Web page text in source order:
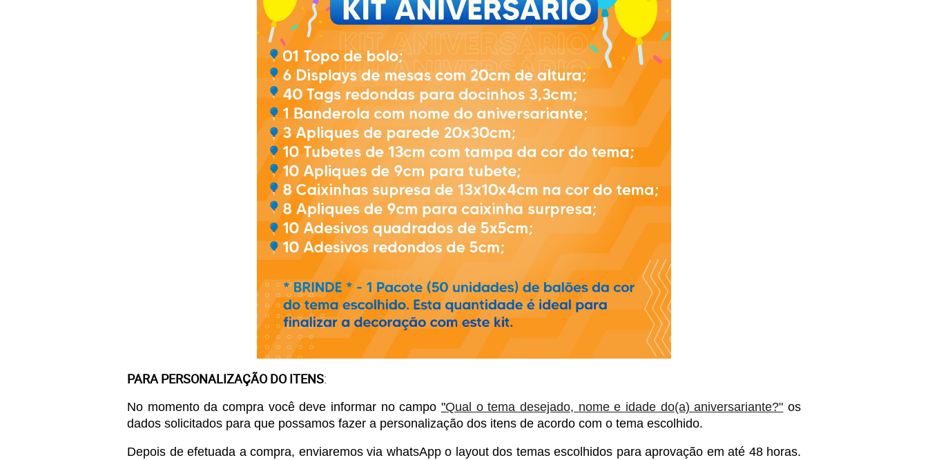
PARA PERSONALIZAÇÃO DO ITENS:
No momento da compra você deve informar no campo "Qual o tema desejado, nome e idade do(a) aniversariante?" os
dados solicitados para que possamos fazer a personalização dos itens de acordo com o tema escolhido.
Depois de efetuada a compra, enviaremos via whatsApp o layout dos temas escolhidos para aprovação em até 48 horas.